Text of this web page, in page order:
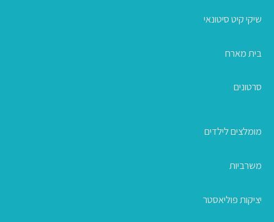
שיקי קיט סיטונאי
בית מארח
סרטונים
מומלצים לילדים
משרביות
יציקות פוליאסטר